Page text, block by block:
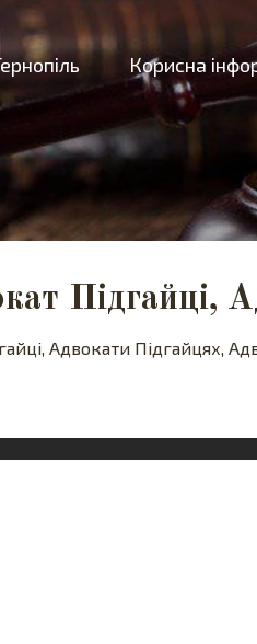
Корисна
Підгайці,
Адвокати Підгайцях,